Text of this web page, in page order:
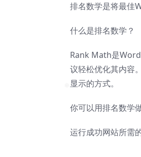
排名数学是将最佳
什么是排名数学？
Rank Math是
议轻松优化其内容
显示的方式。
你可以用排名数学
运行成功网站所需